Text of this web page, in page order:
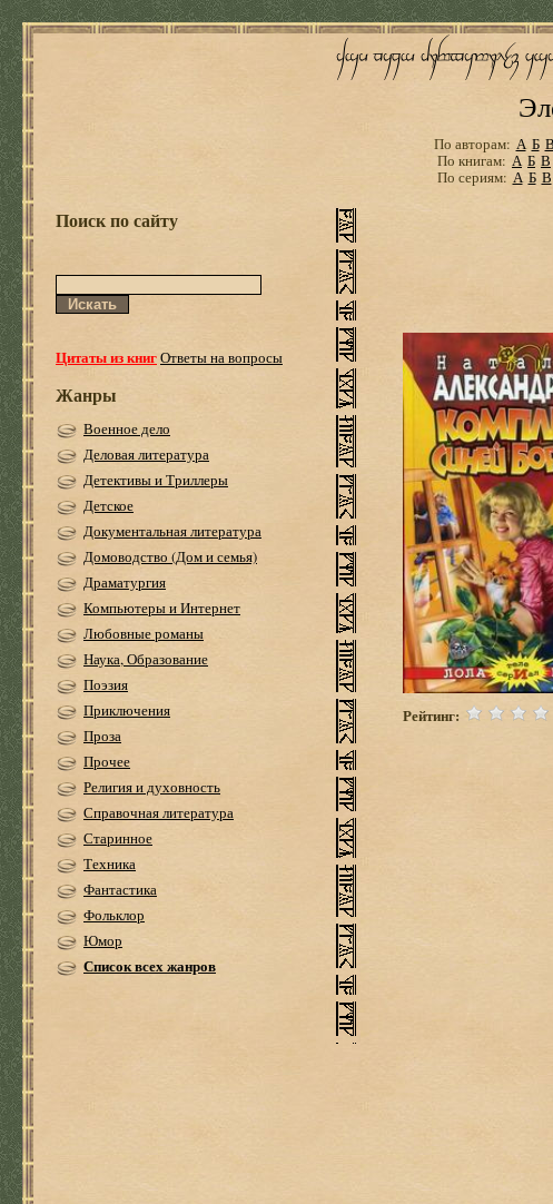
По авторам: А Б В
По книгам: А Б В
По сериям: А Б В
Поиск по сайту
Цитаты из книгОтветы на вопросы
Жанры
Военное дело
Деловая литература
Детективы и Триллеры
Детское
Документальная литература
Домоводство (Дом и семья)
Драматургия
Компьютеры и Интернет
Любовные романы
Наука, Образование
Поэзия
Приключения
Проза
Прочее
Религия и духовность
Справочная литература
Старинное
Техника
Фантастика
Фольклор
Юмор
Список всех жанров
Рейтинг: